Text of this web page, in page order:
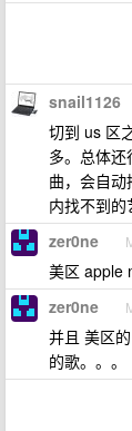
snail1126
切到 us 区
多。总体
曲，会自
内找不到
zer0ne
美区 apple
zer0ne
并且 美区
的歌。。。